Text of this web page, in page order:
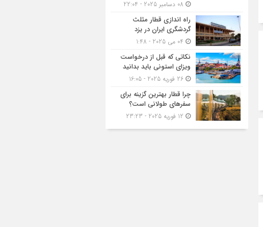
راه اندازی قطار مثلث
گردشگری ایران در یزد
نکاتی که قبل از درخواست
ویزای استونی باید بدانید
چرا قطار بهترین گزینه برای
سفرهای طولانی است؟